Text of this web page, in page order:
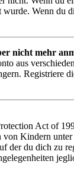
Wenn du
nicht mehr
aus
Registriere
Act of
Kindern
der du dich zu